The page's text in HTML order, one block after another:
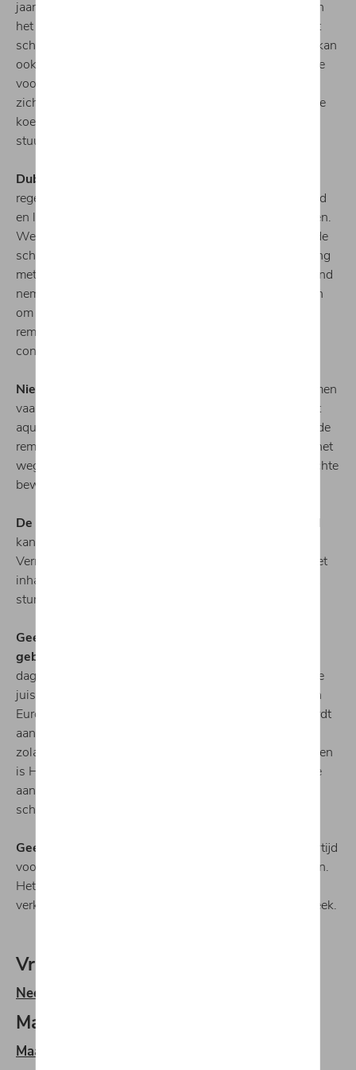
jaarlijks worden vervangen, zeker in de herfst aangezien
het in dit seizoen normaal het vaakst regent. Rijden met
schone ruiten vermindert het risico dat ze beslaan. Dit kan
ook worden voorkomen door de ventilatiemonden op de
voorruit te richten. Lane Assist is ook handig als de
zichtbaarheid beperkt is. Het waarschuwt je als je van je
koers afwijkt en het maakt bovendien kleine
stuurcorrecties.
Dubbel inzetten op veiligheid.
regenen om het wegdek glibberig te maken. Vochtigheid
en lage temperaturen kunnen ook een kwalijke rol spelen.
Wees extra voorzichtig bij het rijden op stukken die in de
schaduw liggen, vooral als er bochten zijn. In vergelijking
met droge wegen moet je twee keer de veiligheidsafstand
nemen op natte wegen. Daarenboven raden we ook aan
om de rem zo nu en dan in te drukken om vochtige
remmen te drogen en doeltreffendheid ervan te
controleren.
Niet remmen bij aquaplaning.
Hevige regenbuien komen
vaak voor in de herfst en zo kan je te maken krijgen met
aquaplaning. Als dat zo is, oefen dan geen druk uit op de
remmen totdat de wielen opnieuw contact maken met het
wegdek. Vanaf dan kan je het sturen corrigeren met zachte
bewegingen van het stuurwiel.
De wielen in bedwang als het waait.
Een sterke wind
kan je ook parten spelen als je op de snelweg rijdt.
Verminder je snelheid en houd je stuur stevig vast bij het
inhalen van vrachtwagens omdat het 'schermeffect' het
sturen van je wagen kan destabiliseren.
Geen enkele reden om je grootlichten niet te
gebruiken.
dagen korter en rijden er meer mensen in het donker. De
juiste lichten zijn belangrijk. 30% van alle ongevallen in
Europa gebeurt immers in het donker. Grootlichten wordt
aanbevolen op snelwegen met beperkte zichtbaarheid
zolang er geen mist is. Om tegenliggers niet te verblinden
is High Beam Assist handig. Het systeem detecteert de
aanwezigheid van voertuigen in beide richtingen en
schakelt automatisch terug naar de dimlichten.
Geen beestachtige verrassingen.
De herfst is de paartijd
voor veel dieren die in groep rondtrekken en actiever zijn.
Het is heel belangrijk om te vertragen op wegen met
verkeersborden die waarschuwen voor dieren in de streek.
Vraag meer informatie aan
Neem contact met ons op
Maak je auto herfstklaar
Maak een onderhoudsafspraak